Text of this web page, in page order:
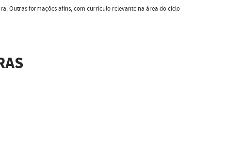
Outras formações afins, com currículo relevante na área do ciclo